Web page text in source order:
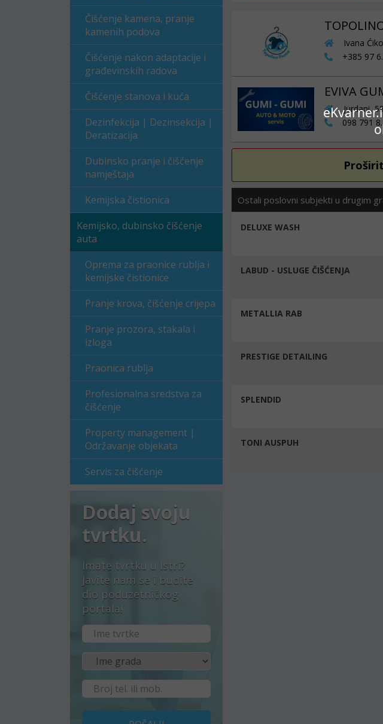
Čišćenje kamena, pranje
kamenih podova
Čišćenje nakon adaptacije i
građevinskih radova
Čišćenje stanova i kuća
Dezinfekcija | Dezinsekcija |
Deratizacija
Dubinsko pranje i čišćenje
namještaja
Kemijska čistionica
Kemijsko, dubinsko čišćenje
auta
Oprema za praonice rublja i
kemijske čistionice
Pranje krova, čišćenje crijepa
Pranje prozora, stakala i
izloga
Praonica rublja
Profesionalna sredstva za
čišćenje
Property management |
Održavanje objekata
Servis za čišćenje
Dodaj svoju
tvrtku.
Imate tvrtku u Istri?
Javite nam se i budite
dio poduzetničkog
portala!
Ivana
+385 97
EVIVA
Jurdani,
098 791
Ostali poslovni subjekti u drugim
DELUXE WASH
LABUD - USLUGE ČIŠĆENJA
METALLIA RAB
PRESTIGE DETAILING
SPLENDID
TONI AUSPUH